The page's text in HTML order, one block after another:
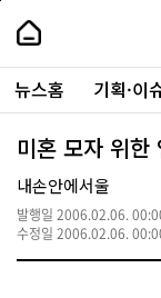
본
로
가
내
손
안
에
서
울
-
서
울
시
대
표
소
주
요
서
뉴스홈 기획·이
미혼 모자 위한
내손안에서울
발행일 2006.02.06.
수정일 2006.02.06.
페
상
단
로